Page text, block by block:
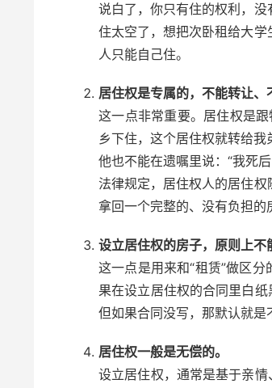
说白了，你只有住的权利，
住太空了，想把次卧租给大
人只能自己住。
居住权是专属的，不能转让、
这一点非常重要。居住权是
乡下住，这个居住权就转给我
他也不能在遗嘱里说：“我死
法律规定，居住权人的居住
拿回一个完整的、没有负担的
设立居住权的房子，原则上不
这一点是用来和“租赁”做区
果在设立居住权的合同里白纸
但如果合同没写，那默认就是
居住权一般是无偿的。
设立居住权，通常是基于亲情